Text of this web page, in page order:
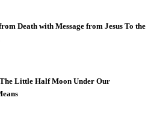
Death with Message from Jesus To the
The Little Half Moon Under Our